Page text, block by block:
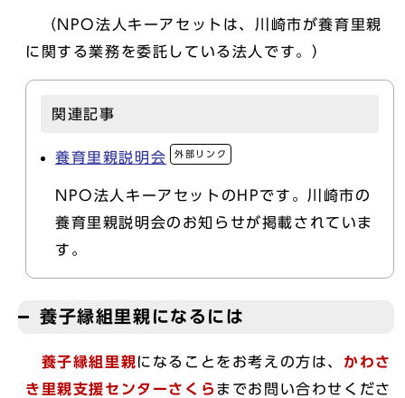
（NPO法人キーアセットは、川崎市が養育里親
に関する業務を委託している法人です。）
関連記事
養育里親説明会 外部リンク
NPO法人キーアセットのHPです。川崎市の
養育里親説明会のお知らせが掲載されていま
す。
養子縁組里親になるには
養子縁組里親 になることをお考えの方は、 かわさ
き里親支援センターさくらまでお問い合わせくださ